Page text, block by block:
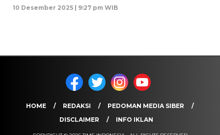
10 Desember 2025 | 9:27 pm WIB
HOME REDAKSI
PEDOMAN MEDIA SIBER
DISCLAIMER
INFO IKLAN